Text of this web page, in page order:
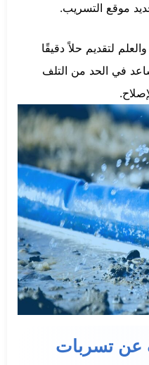
موقع التسريب.
لتقديم حلاً دقيقًا
في الحد من التلف
عن تسربات